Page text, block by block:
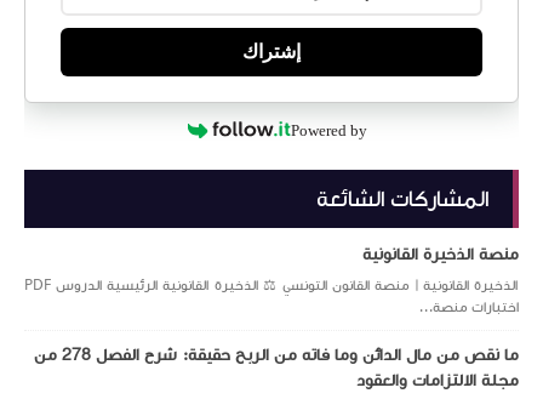
إشتراك
Powered by
المشاركات الشائعة
منصة الذخيرة القانونية
الذخيرة القانونية | منصة القانون التونسي ⚖️ الذخيرة القانونية الرئيسية الدروس PDF
اختبارات منصة...
ما نقص من مال الدائن وما فاته من الربح حقيقة: شرح الفصل 278 من
مجلة الالتزامات والعقود